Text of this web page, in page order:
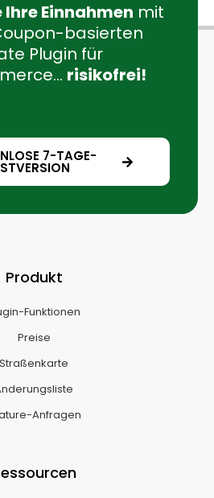
Ihre Einnahmen mit
basierten
Plugin für
risikofrei!
7-TAGE-
Produkt
Funktionen
Preise
Straßenkarte
Anfragen